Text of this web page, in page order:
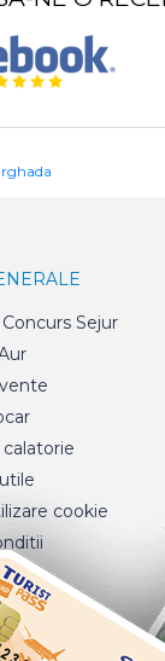
Sejur
cookie